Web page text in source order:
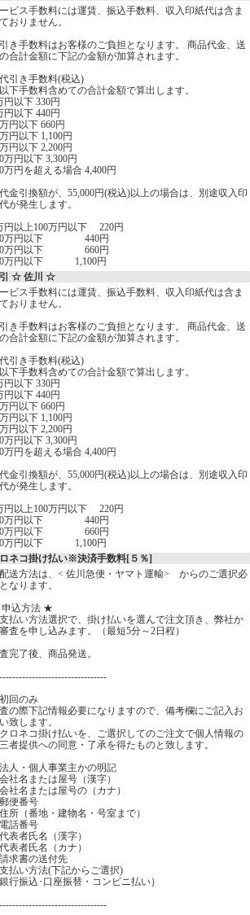
ビス手数料には運賃、振込手数料、収入印紙代は含ま
おりません。
き手数料はお客様のご負担となります。 商品代金、送
合計金額に下記の金額が加算されます。
引き手数料(税込)
下手数料含めての合計金額で算出します。
円以下 330円
円以下 440円
円以下 660円
円以下 1,100円
円以下 2,200円
万円以下 3,300円
万円を超える場合 4,400円
金引換額が、55,000円(税込)以上の場合は、別途収入印
が発生します。
円以上100万円以下 220円
万円以下 440円
万円以下 660円
万円以下 1,100円
☆ 佐川 ☆
ビス手数料には運賃、振込手数料、収入印紙代は含ま
おりません。
き手数料はお客様のご負担となります。 商品代金、送
合計金額に下記の金額が加算されます。
引き手数料(税込)
下手数料含めての合計金額で算出します。
円以下 330円
円以下 440円
円以下 660円
円以下 1,100円
円以下 2,200円
万円以下 3,300円
万円を超える場合 4,400円
金引換額が、55,000円(税込)以上の場合は、別途収入印
が発生します。
円以上100万円以下 220円
万円以下 440円
万円以下 660円
万円以下 1,100円
ネコ掛け払い※決済手数料[５％]
送方法は、< 佐川急便・ヤマト運輸> からのご選択必
なります。
込方法 ★
払い方法選択で、掛け払いを選んで注文頂き、弊社か
査を申し込みます。（最短5分～2日程）
完了後、商品発送。
回のみ
の際下記情報必要になりますので、備考欄にご記入お
致します。
ロネコ掛け払いを、ご選択してのご注文で個人情報の
者提供への同意・了承を得たものと致します。
法人・個人事業主かの明記
会社名または屋号（漢字）
会社名または屋号の（カナ）
郵便番号
住所（番地・建物名・号室まで）
電話番号
代表者氏名（漢字）
代表者氏名（カナ）
請求書の送付先
支払い方法(下記からご選択)
銀行振込･口座振替・コンビニ払い｝